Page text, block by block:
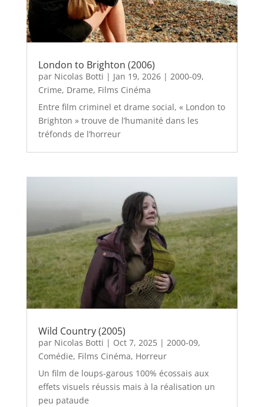
London to Brighton (2006)
par Nicolas Botti | Jan 19, 2026| 2000-09,
Crime, Drame, Films Cinéma
Entre film criminel et drame social, « London to
Brighton » trouve de l’humanité dans les
tréfonds de l’horreur
Wild Country (2005)
par Nicolas Botti | Oct 7, 2025| 2000-09,
Comédie, Films Cinéma, Horreur
Un film de loups-garous 100% écossais aux
effets visuels réussis mais à la réalisation un
peu pataude